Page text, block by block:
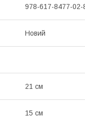
978-617-8477-02-
Новий
21 см
15 см